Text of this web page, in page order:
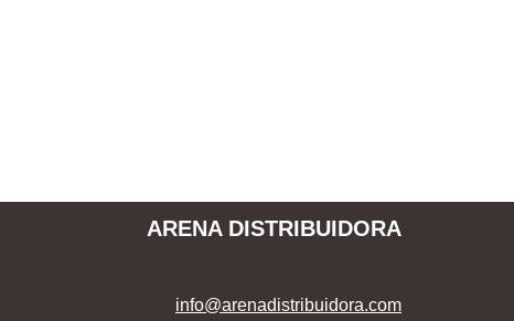
ARENA DISTRIBUIDORA
info@arenadistribuidora.com